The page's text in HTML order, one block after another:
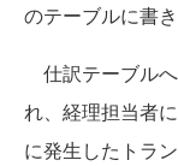
のテーブルに書き
仕訳テーブル
れ、経理担当者
に発生したトラ